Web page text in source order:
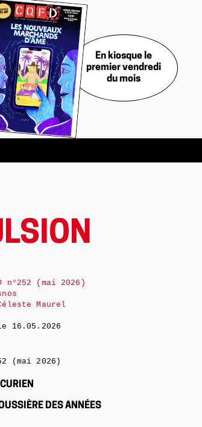
En kiosque le
premier vendredi
du mois
n°252 (mai 2026)
Maurel
16.05.2026
(mai 2026)
DES ANNÉES